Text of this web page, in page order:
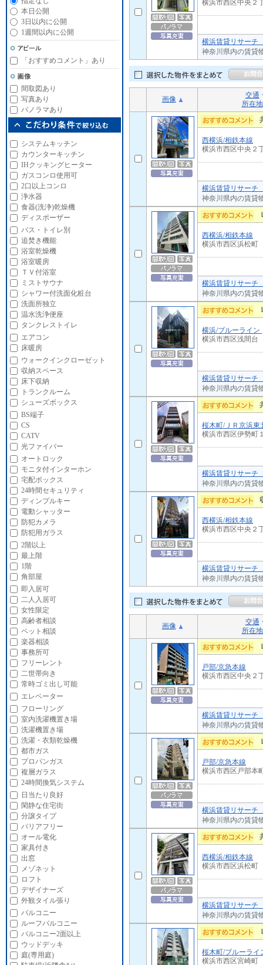
横浜市西区中央２
横浜賃貸リサーチ
神奈川県内の賃貸
画像
交通
所在地
西横浜/相鉄本線
横浜市西区中央２
横浜賃貸リサーチ
神奈川県内の賃貸
西横浜/相鉄本線
横浜市西区浜松町
横浜賃貸リサーチ
神奈川県内の賃貸
横浜/ブルーライン
横浜市西区浅間台
横浜賃貸リサーチ
神奈川県内の賃貸
桜木町/ＪＲ京浜東
横浜市西区伊勢町
横浜賃貸リサーチ
神奈川県内の賃貸
西横浜/相鉄本線
横浜市西区中央２
横浜賃貸リサーチ
神奈川県内の賃貸
画像
交通
所在地
戸部/京急本線
横浜市西区中央２
横浜賃貸リサーチ
神奈川県内の賃貸
戸部/京急本線
横浜市西区戸部本
横浜賃貸リサーチ
神奈川県内の賃貸
西横浜/相鉄本線
横浜市西区浜松町
横浜賃貸リサーチ
神奈川県内の賃貸
桜木町/ブルーライ
横浜市西区宮崎町
本日公開
3日以内に公開
1週間以内に公開
「おすすめコメント」あり
間取図あり
写真あり
パノラマあり
システムキッチン
カウンターキッチン
IHクッキングヒーター
ガスコンロ使用可
2口以上コンロ
浄水器
食器(洗浄)乾燥機
ディスポーザー
バス・トイレ別
追焚き機能
浴室乾燥機
浴室暖房
ＴＶ付浴室
ミストサウナ
シャワー付洗面化粧台
洗面所独立
温水洗浄便座
タンクレストイレ
エアコン
床暖房
ウォークインクローゼット
収納スペース
床下収納
トランクルーム
シューズボックス
BS端子
CS
CATV
光ファイバー
オートロック
モニタ付インターホン
宅配ボックス
24時間セキュリティ
ディンプルキー
電動シャッター
防犯カメラ
防犯用ガラス
2階以上
最上階
1階
角部屋
即入居可
二人入居可
女性限定
高齢者相談
ペット相談
楽器相談
事務所可
フリーレント
二世帯向き
常時ゴミ出し可能
エレベーター
フローリング
室内洗濯機置き場
洗濯機置き場
洗濯・衣類乾燥機
都市ガス
プロパンガス
複層ガラス
24時間換気システム
日当たり良好
閑静な住宅街
分譲タイプ
バリアフリー
オール電化
家具付き
出窓
メゾネット
ロフト
デザイナーズ
外観タイル張り
バルコニー
ルーフバルコニー
バルコニー2面以上
ウッドデッキ
庭(専用庭)